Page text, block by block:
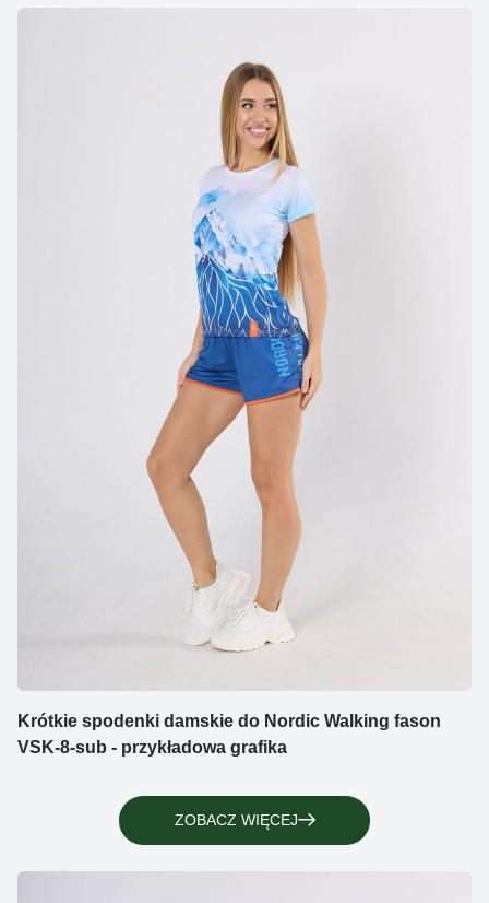
Krótkie spodenki damskie do Nordic Walking fason
VSK-8-sub - przykładowa grafika
ZOBACZ WIĘCEJ